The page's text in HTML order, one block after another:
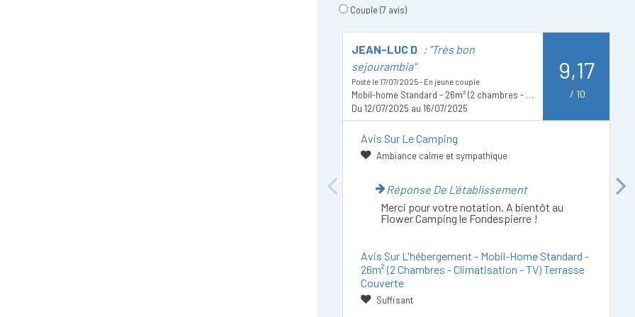
Couple (7 avis)
Previous
JEAN-LUC D : "Très bon
sejourambia"
Posté le 17/07/2025 - En jeune couple
Mobil-home Standard - 26m² (2 chambres - climatisation - TV) terrasse couverte
Du 12/07/2025 au 16/07/2025
9,17
/ 10
Avis Sur Le Camping
Ambiance calme et sympathique
Réponse De L'établissement
Merci pour votre notation. A bientôt au
Flower Camping le Fondespierre !
Avis Sur L'hébergement - Mobil-Home Standard -
26m² (2 Chambres - Climatisation - TV) Terrasse
Couverte
Suffisant
Next